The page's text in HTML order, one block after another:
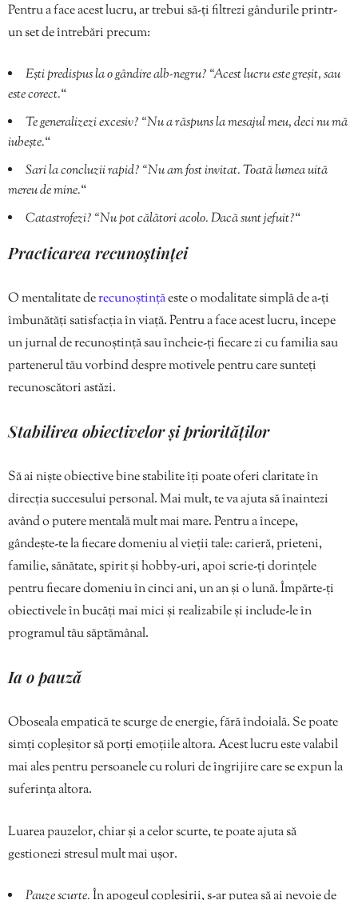
Pentru a face acest lucru, ar trebui să-ți filtrezi gândurile printr-
un set de întrebări precum:
Ești predispus la o gândire alb-negru? “Acest lucru este greșit, sau
este corect.“
Te generalizezi excesiv? “Nu a răspuns la mesajul meu, deci nu mă
iubește.“
Sari la concluzii rapid? “Nu am fost invitat. Toată lumea uită
mereu de mine.“
Catastrofezi? “Nu pot călători acolo. Dacă sunt jefuit?“
Practicarea recunoştinţei
O mentalitate derecunoștințăeste o modalitate simplă de a-ți
îmbunătăți satisfacția în viață. Pentru a face acest lucru, începe
un jurnal de recunoștință sau încheie-ți fiecare zi cu familia sau
partenerul tău vorbind despre motivele pentru care sunteți
recunoscători astăzi.
Stabilirea obiectivelor și priorităților
Să ai niște obiective bine stabilite îți poate oferi claritate în
direcția succesului personal. Mai mult, te va ajuta să înaintezi
având o putere mentală mult mai mare. Pentru a începe,
gândește-te la fiecare domeniu al vieții tale: carieră, prieteni,
familie, sănătate, spirit și hobby-uri, apoi scrie-ți dorințele
pentru fiecare domeniu în cinci ani, un an și o lună. Împărte-ți
obiectivele în bucăți mai mici și realizabile și include-le în
programul tău săptămânal.
Ia o pauză
Oboseala empatică te scurge de energie, fără îndoială. Se poate
simți copleșitor să porți emoțiile altora. Acest lucru este valabil
mai ales pentru persoanele cu roluri de îngrijire care se expun la
suferința altora.
Luarea pauzelor, chiar și a celor scurte, te poate ajuta să
gestionezi stresul mult mai ușor.
Pauze scurte.În apogeul copleșirii, s-ar putea să ai nevoie de